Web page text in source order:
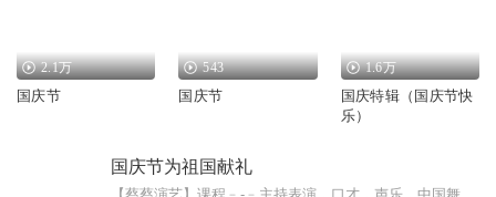
2.1万
国庆节
543
国庆节
1.6万
国庆特辑（国庆节快
乐）
国庆节为祖国献礼